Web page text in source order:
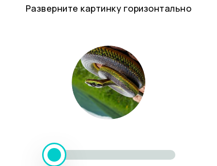
Разверните картинку горизонтально